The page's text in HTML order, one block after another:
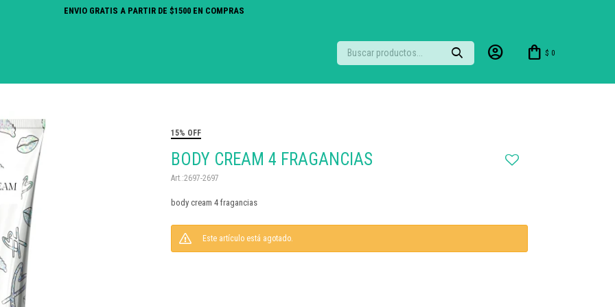
ENVIO GRATIS A PARTIR DE $1500 EN COMPRAS
$ 0
15% OFF
BODY CREAM 4 FRAGANCIAS
2697-2697
body cream 4 fragancias
Este artículo está agotado.